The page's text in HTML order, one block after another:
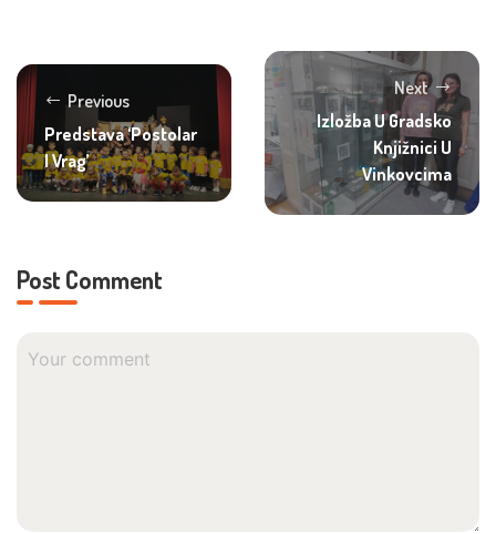
Previous
Predstava ‘Postolar
I Vrag’
Next
Izložba U Gradsko
Knjižnici U
Vinkovcima
Post Comment